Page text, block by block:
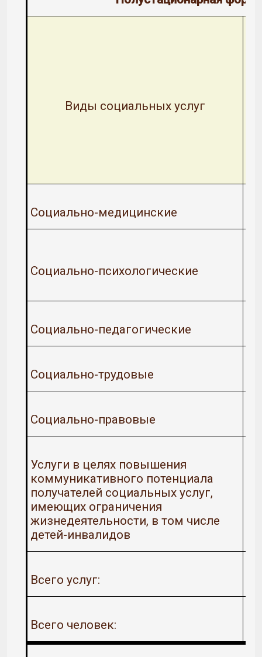
Виды социальных услуг
Социально-медицинские
Социально-психологические
Социально-педагогические
Социально-трудовые
Социально-правовые
Услуги в целях повышения
коммуникативного потенциала
получателей социальных услуг,
имеющих ограничения
жизнедеятельности, в том числе
детей-инвалидов
Всего услуг:
Всего человек: